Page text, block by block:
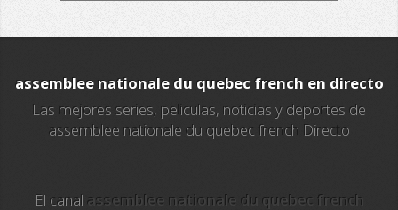
Intereconomia TV
La Otra
assemblee nationale du quebec french en directo
Las mejores series, peliculas, noticias y deportes de
assemblee nationale du quebec french Directo
El canal assemblee nationale du quebec french